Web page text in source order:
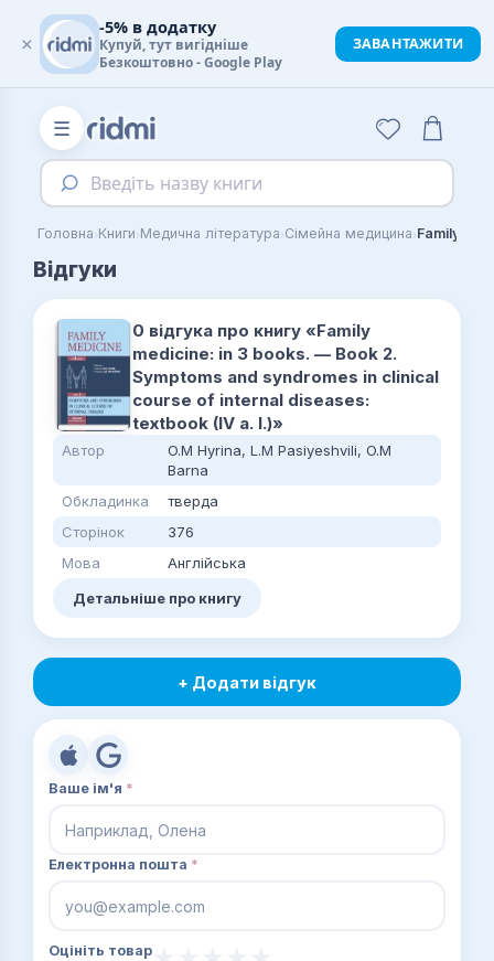
☰
Введіть назву книги
Головна›Книги›Медична література›Сімейна медицина›
Відгуки
0 відгука про книгу «Family
medicine: in 3 books. — Book 2.
Symptoms and syndromes in clinical
course of internal diseases:
textbook (IV a. l.)»
Автор
O.M Hyrina, L.M Pasiyeshvili, O.M
Barna
Обкладинка
тверда
Сторінок
376
Мова
Англійська
Детальніше про книгу
+ Додати відгук
Ваше ім'я *
Електронна пошта *
Оцініть товар
×
-5% в додатку
Купуй, тут вигідніше
Безкоштовно - Google Play
ЗАВАНТАЖИТИ